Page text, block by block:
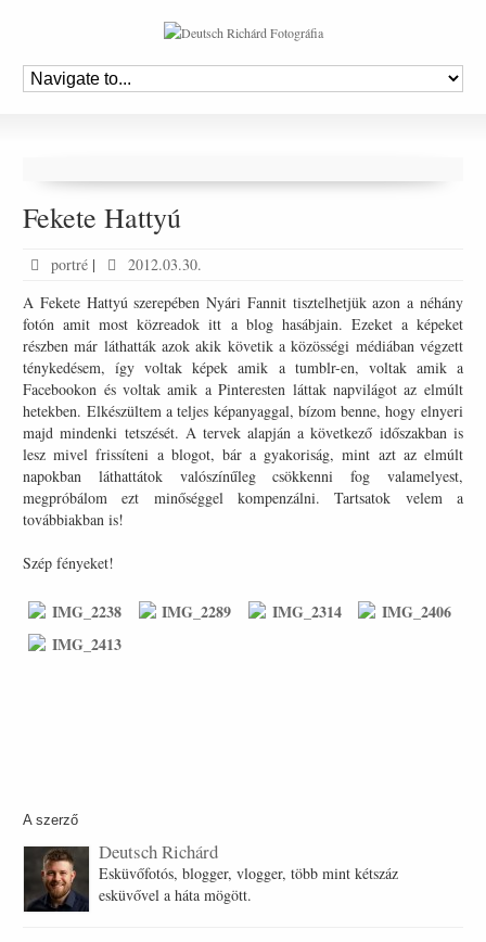
Fekete Hattyú
portré |
2012.03.30.
A Fekete Hattyú szerepében Nyári Fannit tisztelhetjük azon a néhány
fotón amit most közreadok itt a blog hasábjain. Ezeket a képeket
részben már láthatták azok akik követik a közösségi médiában végzett
ténykedésem, így voltak képek amik a tumblr-en, voltak amik a
Facebookon és voltak amik a Pinteresten láttak napvilágot az elmúlt
hetekben. Elkészültem a teljes képanyaggal, bízom benne, hogy elnyeri
majd mindenki tetszését. A tervek alapján a következő időszakban is
lesz mivel frissíteni a blogot, bár a gyakoriság, mint azt az elmúlt
napokban láthattátok valószínűleg csökkenni fog valamelyest,
megpróbálom ezt minőséggel kompenzálni. Tartsatok velem a
továbbiakban is!
Szép fényeket!
A szerző
Deutsch Richárd
Esküvőfotós, blogger, vlogger, több mint kétszáz
esküvővel a háta mögött.